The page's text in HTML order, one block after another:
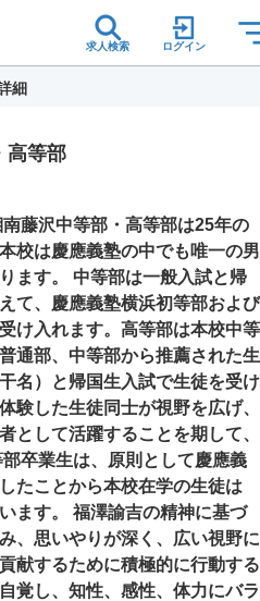
求人検索 ログイン
細
高等部
藤沢中等部・高等部は25年の
校は慶應義塾の中でも唯一の男
ます。 中等部は一般入試と帰
て、慶應義塾横浜初等部および
け入れます。高等部は本校中等
通部、中等部から推薦された生
名）と帰国生入試で生徒を受け
験した生徒同士が視野を広げ、
として活躍することを期して、
卒業生は、原則として慶應義
たことから本校在学の生徒は
ます。 福澤諭吉の精神に基づ
、思いやりが深く、広い視野に
献するために積極的に行動する
覚し、知性、感性、体力にバラ